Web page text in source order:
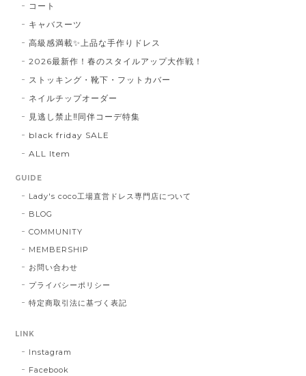
コート
キャバスーツ
高級感満載✨上品な手作りドレス
2026最新作！春のスタイルアップ大作戦！
ストッキング・靴下・フットカバー
ネイルチップオーダー
見逃し禁止‼同伴コーデ特集
black friday SALE
ALL Item
GUIDE
Lady's coco工場直営ドレス専門店について
BLOG
COMMUNITY
MEMBERSHIP
お問い合わせ
プライバシーポリシー
特定商取引法に基づく表記
LINK
Instagram
Facebook